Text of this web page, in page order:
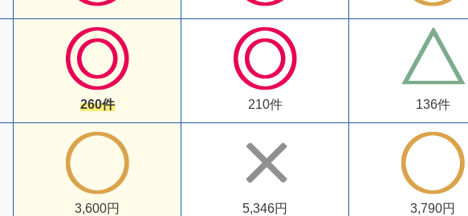
260件 210件 136件
3,600円
5,346円
3,790円